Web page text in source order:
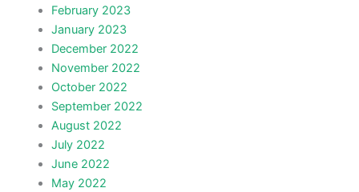
February 2023
January 2023
December 2022
November 2022
October 2022
September 2022
August 2022
July 2022
June 2022
May 2022